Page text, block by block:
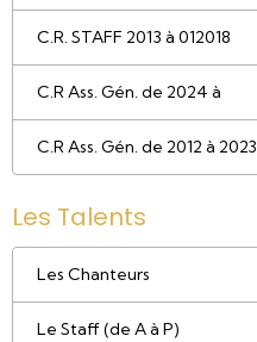
C.R. STAFF 2013 à 012018
C.R Ass. Gén. de 2024 à
C.R Ass. Gén. de 2012 à 2023
Les Talents
Les Chanteurs
Le Staff (de A à P)